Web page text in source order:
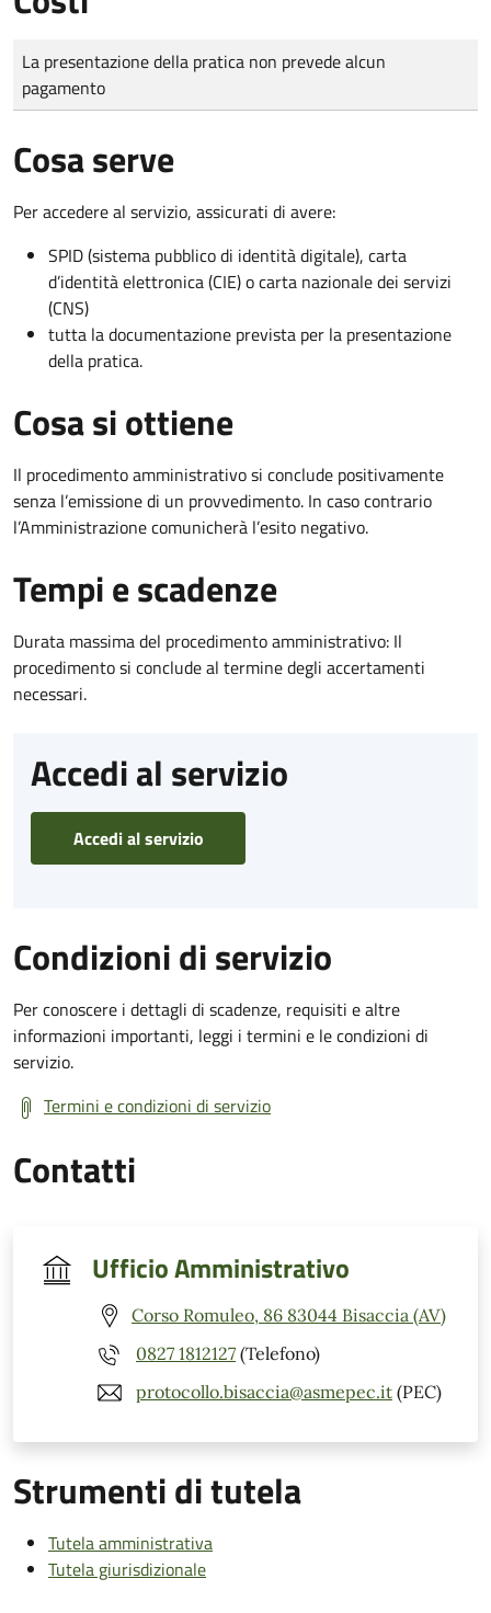
Tipo di pagamento
Importo
La presentazione della pratica non prevede alcun
pagamento
Cosa serve
Per accedere al servizio, assicurati di avere:
SPID (sistema pubblico di identità digitale), carta
d’identità elettronica (CIE) o carta nazionale dei servizi
(CNS)
tutta la documentazione prevista per la presentazione
della pratica.
Cosa si ottiene
Il procedimento amministrativo si conclude positivamente
senza l’emissione di un provvedimento. In caso contrario
l’Amministrazione comunicherà l’esito negativo.
Tempi e scadenze
Durata massima del procedimento amministrativo: Il
procedimento si conclude al termine degli accertamenti
necessari.
Accedi al servizio
Accedi al servizio
Condizioni di servizio
Per conoscere i dettagli di scadenze, requisiti e altre
informazioni importanti, leggi i termini e le condizioni di
servizio.
Termini e condizioni di servizio
Contatti
Ufficio Amministrativo
Corso Romuleo, 86 83044 Bisaccia (AV)
0827 1812127 (Telefono)
protocollo.bisaccia@asmepec.it (PEC)
Strumenti di tutela
Tutela amministrativa
Tutela giurisdizionale